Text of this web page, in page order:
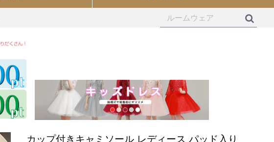
カップ付きキャミソール レディース パッド入り